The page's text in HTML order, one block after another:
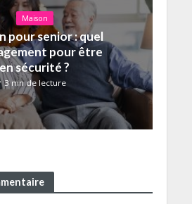
Maison
pour senior : quel
pour être
en sécurité ?
3 mn de lecture